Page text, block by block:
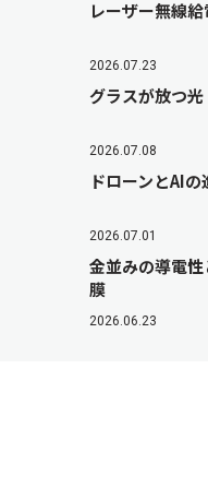
レーザー無線
2026.07.23
グラスが放つ光
2026.07.08
ドローンとAI
2026.07.01
金並みの導電
膜
2026.06.23